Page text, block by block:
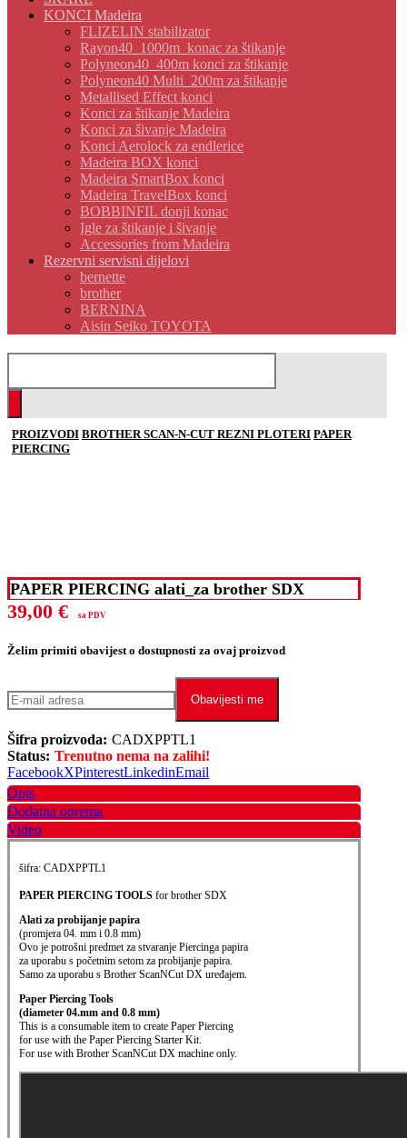
KONCI Madeira
FLIZELIN stabilizator
Rayon40_1000m_konac za štikanje
Polyneon40_400m konci za štikanje
Polyneon40 Multi_200m za štikanje
Metallised Effect konci
Konci za štikanje Madeira
Konci za šivanje Madeira
Konci Aerolock za endlerice
Madeira BOX konci
Madeira SmartBox konci
Madeira TravelBox konci
BOBBINFIL donji konac
Igle za štikanje i šivanje
Accessories from Madeira
Rezervni servisni dijelovi
bernette
brother
BERNINA
Aisin Seiko TOYOTA
PROIZVODI BROTHER SCAN-N-CUT REZNI PLOTERI PAPER
PIERCING
PAPER PIERCING alati_za brother SDX
39,00 € sa PDV
Želim primiti obavijest o dostupnosti za ovaj proizvod
Obavijesti me
Šifra proizvoda: CADXPPTL1
Status: Trenutno nema na zalihi!
FacebookXPinterestLinkedinEmail
Opis
Dodatna oprema
Video
šifra: CADXPPTL1
PAPER PIERCING TOOLS for brother SDX
Alati za probijanje papira
(promjera 04. mm i 0.8 mm)
Ovo je potrošni predmet za stvaranje Piercinga papira
za uporabu s početnim setom za probijanje papira.
Samo za uporabu s Brother ScanNCut DX uređajem.
Paper Piercing Tools
(diameter 04.mm and 0.8 mm)
This is a consumable item to create Paper Piercing
for use with the Paper Piercing Starter Kit.
For use with Brother ScanNCut DX machine only.